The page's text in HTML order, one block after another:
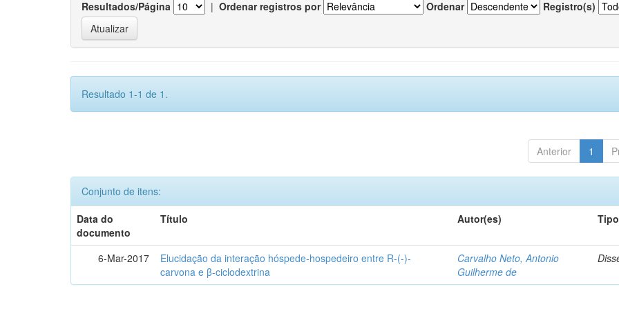
Resultados/Página | Ordenar registros por Ordenar Registro(s)
Resultado 1-1 de 1.
Anterior 1
Conjunto de itens:
Data do
documento
Título Autor(es) Tipo
6-Mar-2017
Elucidação da interação hóspede-hospedeiro entre R-(-)-
carvona e β-ciclodextrina
Carvalho Neto, Antonio
Guilherme de